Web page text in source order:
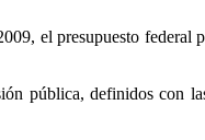
el presupuesto federal
pública, definidos con